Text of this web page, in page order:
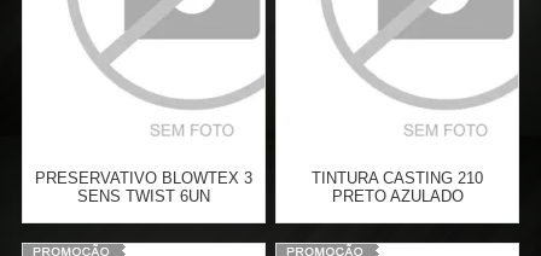
PRESERVATIVO BLOWTEX 3
SENS TWIST 6UN
TINTURA CASTING 210
PRETO AZULADO